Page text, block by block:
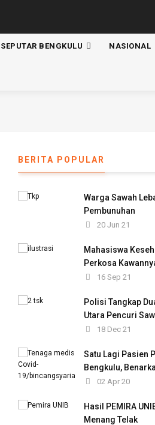
SEPUTAR BENGKULU NASIONAL
BERITA POPULAR
Warga Sawah
Pembunuhan
20 Jun 21
Mahasiswa
Perkosa
16 Sep 21
Polisi Tangkap
Utara Pencuri
18 Dec 21
Satu Lagi Pasien
Bengkulu,
02 Apr 20
Hasil PEMIRA
Menang Telak